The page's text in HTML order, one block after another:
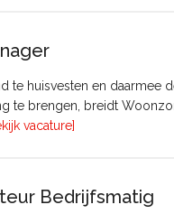
te huisvesten en daarmee
te brengen, breidt
vacature]
Bedrijfsmatig